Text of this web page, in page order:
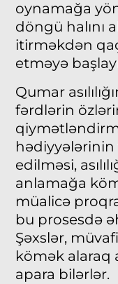
oynamağa
döngü halını
itirməkdən
etməyə
Qumar
fərdlərin
edilməsi,
anlamağa
müalicə
bu prosesdə
Şəxslər,
kömək alaraq
apara bilərlər.